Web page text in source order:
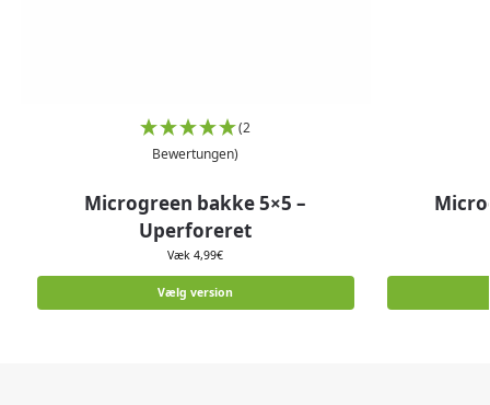
(2
Bewertungen)
Microgreen bakke 5×5 –
Uperforeret
Væk4,99€
Vælg version